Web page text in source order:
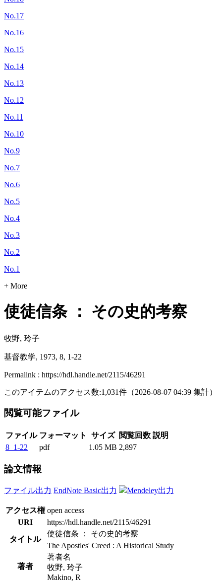
No.17
No.16
No.15
No.14
No.13
No.12
No.11
No.10
No.9
No.7
No.6
No.5
No.4
No.3
No.2
No.1
+ More
使徒信条 ： その史的考察
牧野, 玲子
基督教学, 1973, 8, 1-22
Permalink : https://hdl.handle.net/2115/46291
このアイテムのアクセス数:1,031件 （2026-08-07 04:39 集計）
閲覧可能ファイル
ファイル フォーマット サイズ 閲覧回数 説明
8_1-22
pdf 1.05 MB 2,897
論文情報
ファイル出力 EndNote Basic出力 Mendeley出力
アクセス権 open access
URI
https://hdl.handle.net/2115/46291
タイトル
使徒信条 ： その史的考察
The Apostles' Creed : A Historical Study
著者
著者名
牧野, 玲子
Makino, R